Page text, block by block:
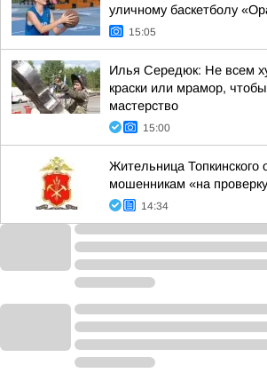
уличному баскетболу
15:05
Илья Середюк: Не всем
краски или мрамор, чтобы
мастерство
15:00
Жительница Топкинского
мошенникам «на
14:34